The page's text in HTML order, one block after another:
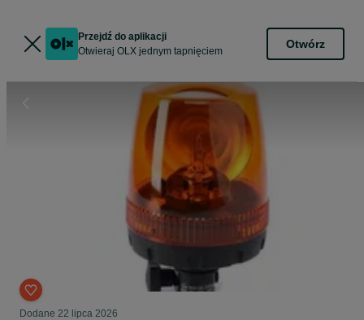
Przejdź do aplikacji
Otwieraj OLX jednym tapnięciem
Otwórz
Dodane 22 lipca 2026